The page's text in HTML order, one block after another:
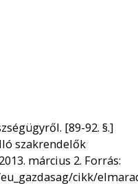
[89-92. §.]
szakrendelők
március 2. Forrás:
cikk/